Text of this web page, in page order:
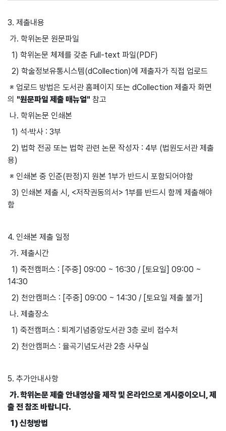
3. 제출내용
가. 학위논문 원문파일
1) 학위논문 체제를 갖춘 Full-text 파일(PDF)
2) 학술정보유통시스템(dCollection)에 제출자가 직접 업로드
※ 업로드 방법은 도서관 홈페이지 또는 dCollection 제출자 화면
의 "원문파일 제출 매뉴얼" 참고
나. 학위논문 인쇄본
1) 석·박사 : 3부
2) 법학 전공 또는 법학 관련 논문 작성자 : 4부 (법원도서관 제출
용)
※ 인쇄본 중 인준(판정)지 원본 1부가 반드시 포함되어야함
3) 인쇄본 제출 시, <저작권동의서> 1부를 반드시 함께 제출해야
함
4. 인쇄본 제출 일정
가. 제출시간
1) 죽전캠퍼스 : [주중] 09:00 ~ 16:30 / [토요일] 09:00 ~
14:30
2) 천안캠퍼스 : [주중] 09:00 ~ 14:30 / [토요일 제출 불가]
나. 제출장소
1) 죽전캠퍼스 : 퇴계기념중앙도서관 3층 로비 접수처
2) 천안캠퍼스 : 율곡기념도서관 2층 사무실
5. 추가안내사항
가. 학위논문 제출 안내영상을 제작 및 온라인으로 게시중이오니, 제
출 전 참조 바랍니다.
1) 신청방법